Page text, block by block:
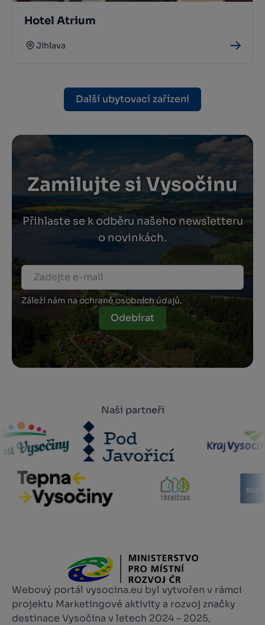
Hotel Atrium
Jihlava
Další ubytovací zařízení
Zamilujte si Vysočinu
Přihlaste se k odběru našeho newsletteru
o novinkách.
Záleží nám na ochraně osobních údajů.
Odebírat
Naši partneři
Webový portál vysocina.eu byl vytvořen v rámci
projektu Marketingové aktivity a rozvoj značky
destinace Vysočina v letech 2024 – 2025,